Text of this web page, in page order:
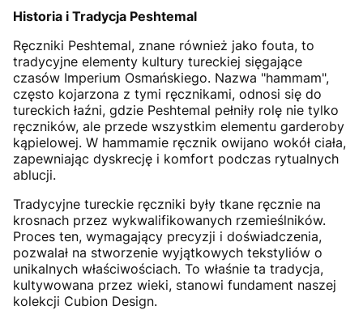
Historia i Tradycja Peshtemal
Ręczniki Peshtemal, znane również jako fouta, to
tradycyjne elementy kultury tureckiej sięgające
czasów Imperium Osmańskiego. Nazwa "hammam",
często kojarzona z tymi ręcznikami, odnosi się do
tureckich łaźni, gdzie Peshtemal pełniły rolę nie tylko
ręczników, ale przede wszystkim elementu garderoby
kąpielowej. W hammamie ręcznik owijano wokół ciała,
zapewniając dyskrecję i komfort podczas rytualnych
ablucji.
Tradycyjne tureckie ręczniki były tkane ręcznie na
krosnach przez wykwalifikowanych rzemieślników.
Proces ten, wymagający precyzji i doświadczenia,
pozwalał na stworzenie wyjątkowych tekstyliów o
unikalnych właściwościach. To właśnie ta tradycja,
kultywowana przez wieki, stanowi fundament naszej
kolekcji Cubion Design.